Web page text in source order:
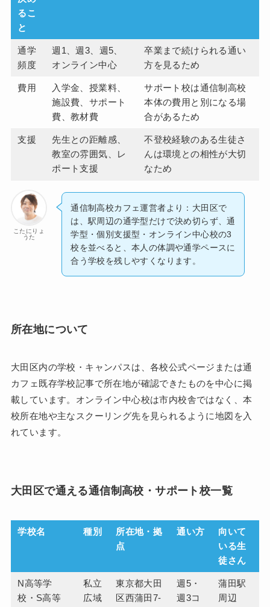
るこ
と
通学
頻度
週1、週3、週5、
オンライン中心
卒業まで続けられる通い
方を見るため
費用
入学金、授業料、
施設費、サポート
費、教材費
サポート校は通信制高校
本体の費用と別になる場
合があるため
支援
先生との距離感、
教室の雰囲気、レ
ポート支援
不登校経験のある生徒さ
んは環境との相性が大切
なため
こたにりょ
うた
通信制高校カフェ運営者より：大田区で
は、駅周辺の通学型だけで決め切らず、通
学型・個別支援型・オンライン中心校の3
校を並べると、本人の体調や通学ペースに
合う学校を残しやすくなります。
所在地について
大田区内の学校・キャンパスは、各校公式ページまたは通
カフェ既存学校記事で所在地が確認できたものを中心に掲
載しています。オンライン中心校は市内校舎ではなく、本
校所在地や主なスクーリング先を見られるように地図を入
れています。
大田区で通える通信制高校・サポート校一覧
学校名 種別
所在地・拠
点
通い方
向いて
いる生
徒さん
N高等学
校・S高等
私立
広域
東京都大田
区西蒲田7-
週5・
週3コ
蒲田駅
周辺